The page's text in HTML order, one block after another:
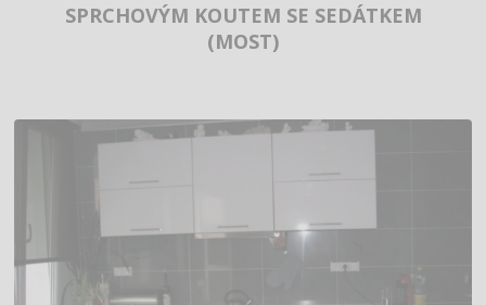
SPRCHOVÝM KOUTEM SE SEDÁTKEM
(MOST)